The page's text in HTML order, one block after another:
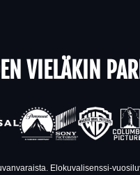
VIELÄKIN
Elokuvalisenssi-